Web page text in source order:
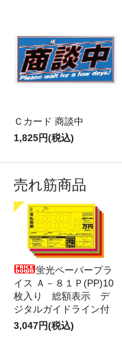
Ｃカード 商談中
1,825円(税込)
売れ筋商品
蛍光ペーパープラ
イス Ａ－８１Ｐ(PP)10
枚入り 総額表示 デ
ジタルガイドライン付
3,047円(税込)